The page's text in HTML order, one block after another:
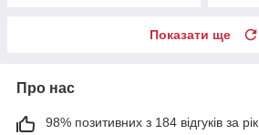
Показати ще
Про нас
98% позитивних з 184 відгуків за рік